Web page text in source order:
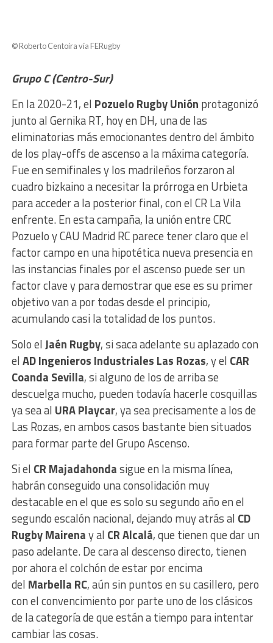
© Roberto Centoira vía FERugby
Grupo C (Centro-Sur)
En la 2020-21, el Pozuelo Rugby Unión protagonizó
junto al Gernika RT, hoy en DH, una de las
eliminatorias más emocionantes dentro del ámbito
de los play-offs de ascenso a la máxima categoría.
Fue en semifinales y los madrileños forzaron al
cuadro bizkaino a necesitar la prórroga en Urbieta
para acceder a la posterior final, con el CR La Vila
enfrente. En esta campaña, la unión entre CRC
Pozuelo y CAU Madrid RC parece tener claro que el
factor campo en una hipotética nueva presencia en
las instancias finales por el ascenso puede ser un
factor clave y para demostrar que ese es su primer
objetivo van a por todas desde el principio,
acumulando casi la totalidad de los puntos.
Solo elJaén Rugby, si saca adelante su aplazado con
elAD Ingenieros Industriales Las Rozas, y el CAR
Coanda Sevilla, si alguno de los de arriba se
descuelga mucho, pueden todavía hacerle cosquillas
ya sea al URA Playcar, ya sea precisamente a los de
Las Rozas, en ambos casos bastante bien situados
para formar parte del Grupo Ascenso.
Si el CR Majadahondasigue en la misma línea,
habrán conseguido una consolidación muy
destacable en el que es solo su segundo año en el
segundo escalón nacional, dejando muy atrás al CD
Rugby Mairenay al CR Alcalá, que tienen que dar un
paso adelante. De cara al descenso directo, tienen
por ahora el colchón de estar por encima
del Marbella RC, aún sin puntos en su casillero, pero
con el convencimiento por parte uno de los clásicos
de la categoría de que están a tiempo para intentar
cambiar las cosas.